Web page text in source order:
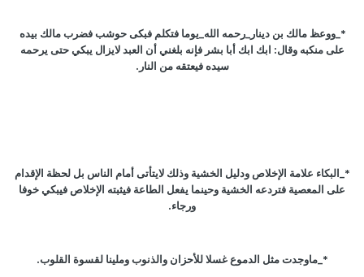
*_ووعظ مالك بن دينار_رحمه الله_يوما فتكلم فبكى حوشب فضرب مالك بيده
على منكبه وقال: ابك ابك أبا بشر فإنه بلغني أن العبد لايزال يبكي حتى يرحمه
سيده فيعتقه من النار.
*_البكاء علامة الإخلاص ودليل الخشية وذلك لايتأتى أمام الناس بل لحظة الإقدام
على المعصية فتردعه الخشية وحينما يفعل الطاعة فيثبته الإخلاص فيبكي خوفا
ورجاء.
*_ماوجدت مثل الدموع غسلا للأحزان والذنوب وملينا لقسوة القلوب.